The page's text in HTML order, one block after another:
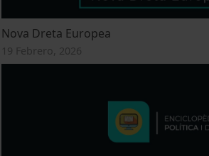
Nova Dreta Europea
19 Febrero, 2026